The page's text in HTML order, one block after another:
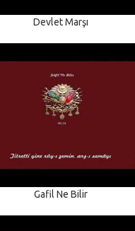
Devlet Marşı
Gafil Ne Bilir